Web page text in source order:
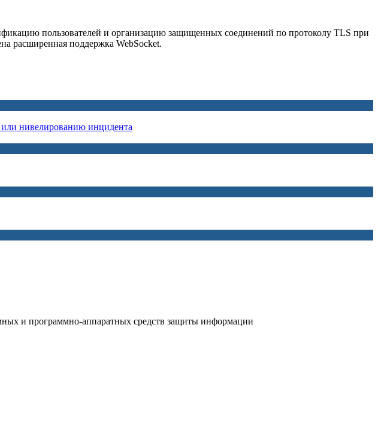
пользователей и организацию защищенных соединений по протоколу TLS при
расширенная поддержка WebSocket.
нивелированию инцидента
и программно-аппаратных средств защиты информации